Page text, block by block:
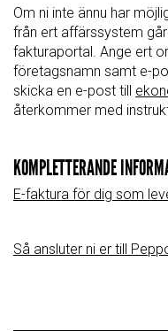
Om ni inte ännu har
från ert affärssystem
fakturaportal. Ange ert
företagsnamn samt e-
skicka en e-post till
återkommer med
KOMPLETTERANDE
E-faktura för dig som
Så ansluter ni er till